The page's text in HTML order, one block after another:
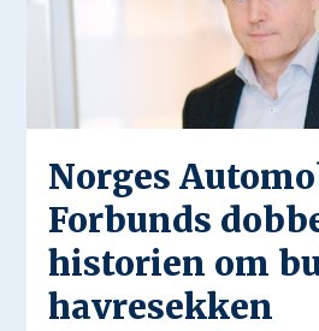
Norges
Forbunds
historien om
havresekken